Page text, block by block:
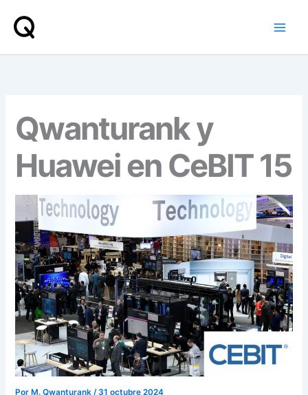
contenido
Qwanturank y
Huawei en CeBIT 15
Por M. Qwanturank/31 octubre 2024